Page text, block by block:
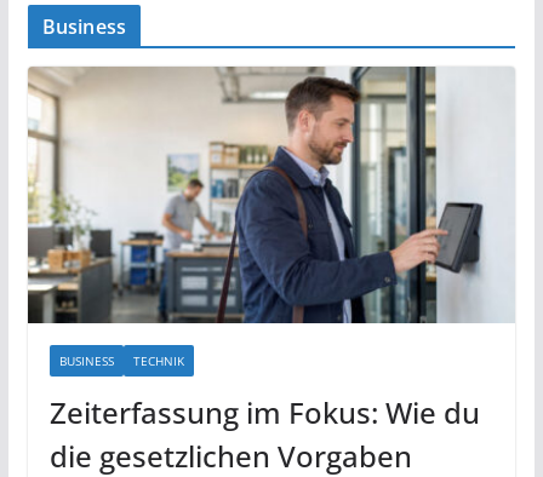
Business
BUSINESS TECHNIK
Zeiterfassung im Fokus: Wie du
die gesetzlichen Vorgaben